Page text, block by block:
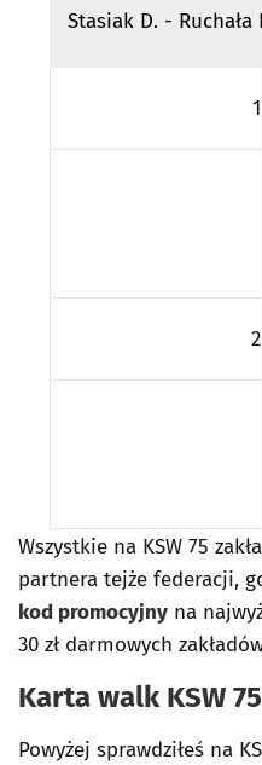
Stasiak D. - Ruchała
1
2
Wszystkie na KSW 75
partnera tejże federacji,
kod promocyjny na
30 zł darmowych
Karta walk KSW 75
Powyżej sprawdziłeś na